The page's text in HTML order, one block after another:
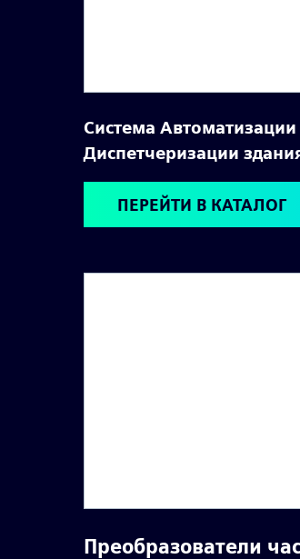
Система Автоматизации
Диспетчеризации
ПЕРЕЙТИ В КАТАЛОГ
Преобразователи